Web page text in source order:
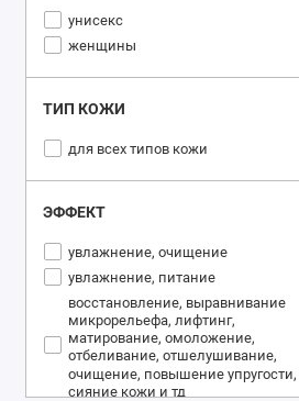
унисекс
женщины
ТИП КОЖИ
для всех типов кожи
ЭФФЕКТ
увлажнение, очищение
увлажнение, питание
восстановление, выравнивание
микрорельефа, лифтинг,
матирование, омоложение,
отбеливание, отшелушивание,
очищение, повышение упругости,
сияние кожи и тд